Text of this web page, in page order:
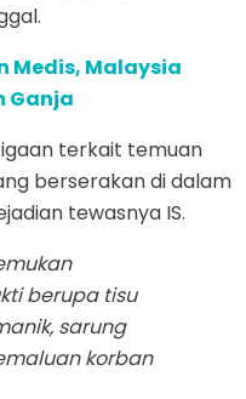
Medis, Malaysia
Ganja
terkait temuan
berserakan di dalam
tewasnya IS.
berupa tisu
sarung
korban